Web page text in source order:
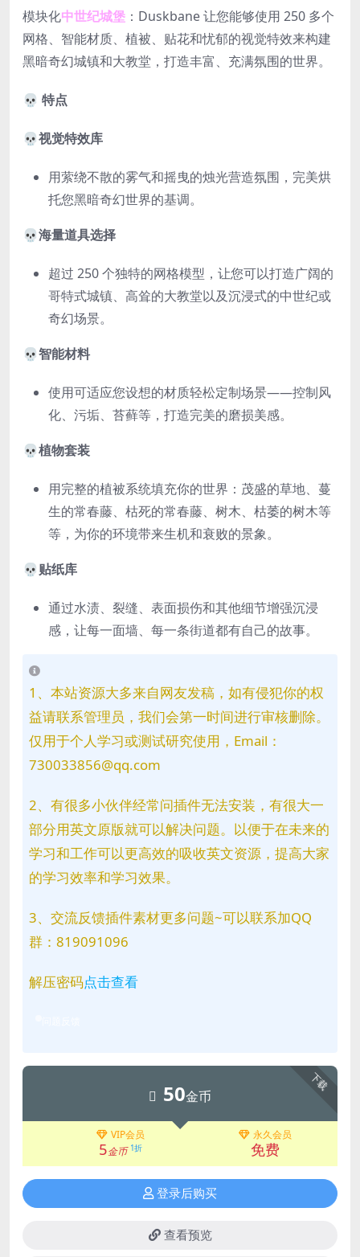
模块化中世纪城堡 ：Duskbane 让您能够使用 250 多个
网格、智能材质、植被、贴花和忧郁的视觉特效来构建
黑暗奇幻城镇和大教堂，打造丰富、充满氛围的世界。
💀 特点
💀视觉特效库
用萦绕不散的雾气和摇曳的烛光营造氛围，完美烘
托您黑暗奇幻世界的基调。
💀海量道具选择
超过 250 个独特的网格模型，让您可以打造广阔的
哥特式城镇、高耸的大教堂以及沉浸式的中世纪或
奇幻场景。
💀智能材料
使用可适应您设想的材质轻松定制场景——控制风
化、污垢、苔藓等，打造完美的磨损美感。
💀植物套装
用完整的植被系统填充你的世界：茂盛的草地、蔓
生的常春藤、枯死的常春藤、树木、枯萎的树木等
等，为你的环境带来生机和衰败的景象。
💀贴纸库
通过水渍、裂缝、表面损伤和其他细节增强沉浸
感，让每一面墙、每一条街道都有自己的故事。
1、本站资源大多来自网友发稿，如有侵犯你的权
益请联系管理员，我们会第一时间进行审核删除。
仅用于个人学习或测试研究使用，Email：
730033856@qq.com
2、有很多小伙伴经常问插件无法安装，有很大一
部分用英文原版就可以解决问题。以便于在未来的
学习和工作可以更高效的吸收英文资源，提高大家
的学习效率和学习效果。
3、交流反馈插件素材更多问题~可以联系加QQ
群：819091096
解压密码点击查看
下载
50金币
VIP会员
5金币 1折
永久会员
免费
登录后购买
查看预览